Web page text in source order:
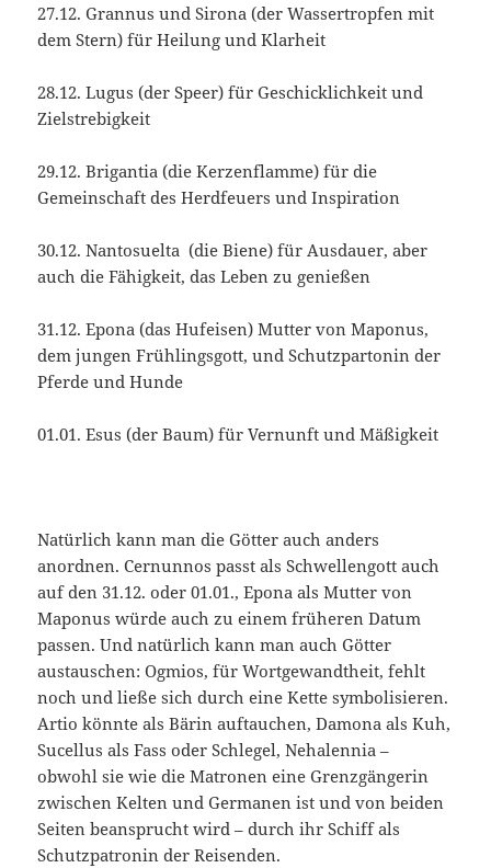
27.12. Grannus und Sirona (der Wassertropfen mit
dem Stern) für Heilung und Klarheit
28.12. Lugus (der Speer) für Geschicklichkeit und
Zielstrebigkeit
29.12. Brigantia (die Kerzenflamme) für die
Gemeinschaft des Herdfeuers und Inspiration
30.12. Nantosuelta (die Biene) für Ausdauer, aber
auch die Fähigkeit, das Leben zu genießen
31.12. Epona (das Hufeisen) Mutter von Maponus,
dem jungen Frühlingsgott, und Schutzpartonin der
Pferde und Hunde
01.01. Esus (der Baum) für Vernunft und Mäßigkeit
Natürlich kann man die Götter auch anders
anordnen. Cernunnos passt als Schwellengott auch
auf den 31.12. oder 01.01., Epona als Mutter von
Maponus würde auch zu einem früheren Datum
passen. Und natürlich kann man auch Götter
austauschen: Ogmios, für Wortgewandtheit, fehlt
noch und ließe sich durch eine Kette symbolisieren.
Artio könnte als Bärin auftauchen, Damona als Kuh,
Sucellus als Fass oder Schlegel, Nehalennia –
obwohl sie wie die Matronen eine Grenzgängerin
zwischen Kelten und Germanen ist und von beiden
Seiten beansprucht wird – durch ihr Schiff als
Schutzpatronin der Reisenden.